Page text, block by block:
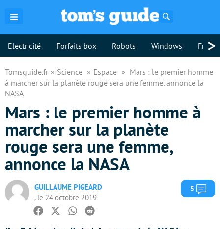
Electricité Forfaits box Robots Windows >
Tomsguide.fr Science Espace
Mars : le premier homme
à marcher sur la planète rouge sera une femme, annonce la
NASA
Mars : le premier homme à
marcher sur la planète
rouge sera une femme,
annonce la NASA
GUILLAUME PIGEARD
, le 24 octobre 2019
5
Facebook
TwitterWhatsapp
Reddit